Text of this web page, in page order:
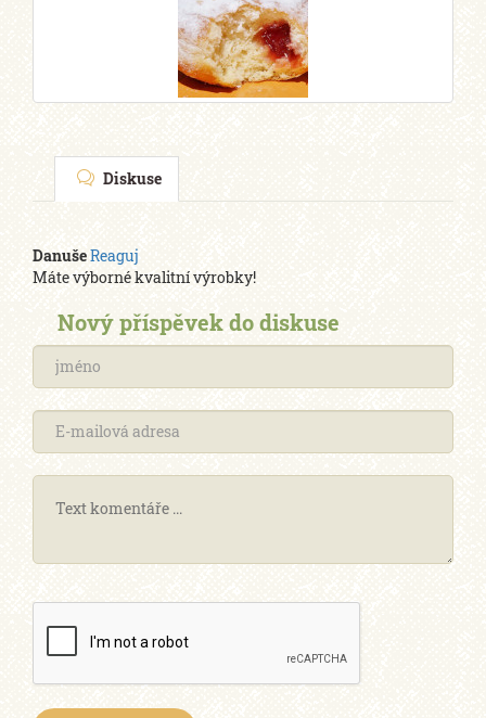
Diskuse
DanušeReaguj
Máte výborné kvalitní výrobky!
Nový příspěvek do diskuse